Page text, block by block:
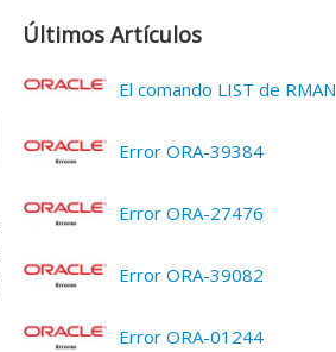
Últimos Artículos
El comando LIST de RMAN
Error ORA-39384
Error ORA-27476
Error ORA-39082
Error ORA-01244